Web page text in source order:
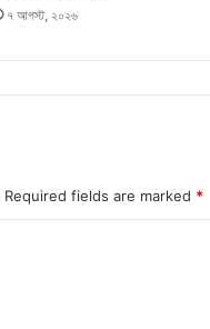
৭ আগস্ট, ২০২৬
Required fields are marked *